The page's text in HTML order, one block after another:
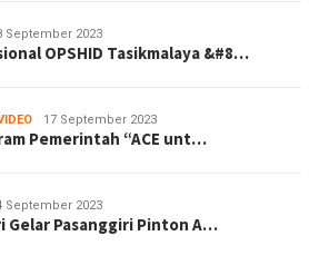
September 2023
OPSHID Tasikmalaya &#8…
17 September 2023
Pemerintah “ACE unt…
September 2023
Gelar Pasanggiri Pinton A…